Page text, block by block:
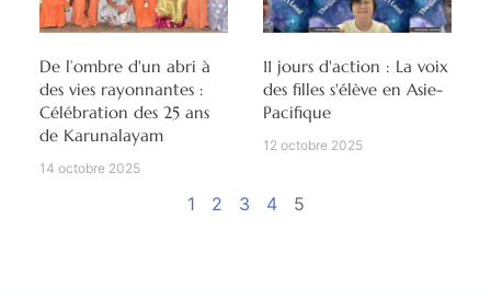
De l’ombre d'un abri à
des vies rayonnantes :
Célébration des 25 ans
de Karunalayam
14 octobre 2025
11 jours d'action : La voix
des filles s'élève en Asie-
Pacifique
12 octobre 2025
1 2 3 4 5